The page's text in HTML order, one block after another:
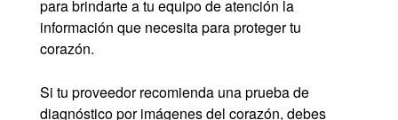
para brindarte a tu equipo de atención la
información que necesita para proteger tu
corazón.
Si tu proveedor recomienda una prueba de
diagnóstico por imágenes del corazón, debes